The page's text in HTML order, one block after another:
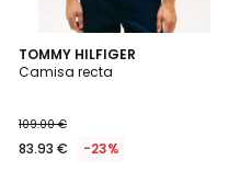
TOMMY HILFIGER
Camisa recta
109.00 €
83.93 € -23%